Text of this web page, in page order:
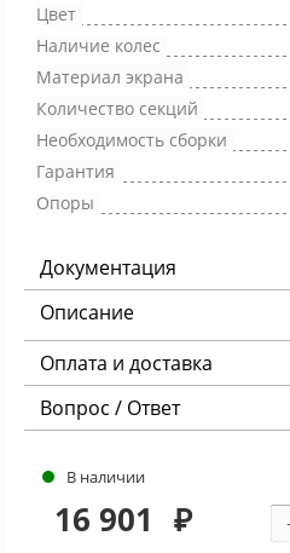
Цвет
Наличие колес
Материал экрана
Количество секций
Необходимость сборки
Гарантия
Опоры
Документация
Описание
Оплата и доставка
Вопрос / Ответ
В наличии
16 901 ₽